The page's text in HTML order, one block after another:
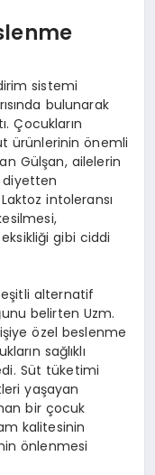
sistemi
bulunarak
Çocukların
ürünlerinin önemli
Gülşan, ailelerin
intoleransı
gibi ciddi
alternatif
belirten Uzm.
özel beslenme
sağlıklı
Süt tüketimi
yaşayan
bir çocuk
kalitesinin
önlenmesi